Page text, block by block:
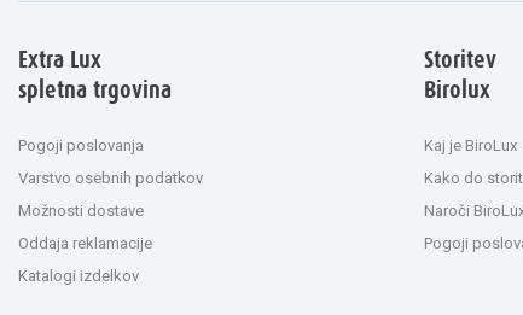
Extra Lux
spletna trgovina
Pogoji poslovanja
Varstvo osebnih podatkov
Možnosti dostave
Oddaja reklamacije
Katalogi izdelkov
Storitev
Birolux
Kaj je BiroLux
Kako do
Naroči
Pogoji